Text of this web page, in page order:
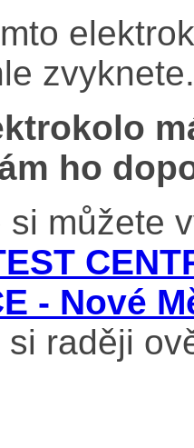
zvyknete.
ho
si můžete
- Nové
raději